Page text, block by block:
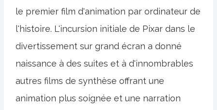
le premier film d'animation par ordinateur de
l'histoire. L'incursion initiale de Pixar dans le
divertissement sur grand écran a donné
naissance à des suites et à d'innombrables
autres films de synthèse offrant une
animation plus soignée et une narration